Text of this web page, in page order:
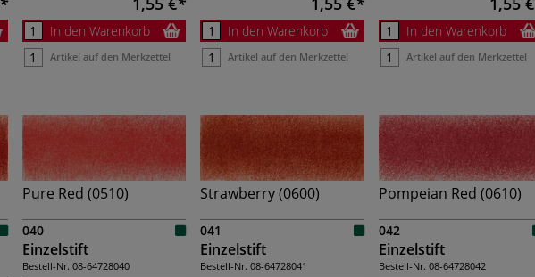
In den Warenkorb
Artikel auf den Merkzettel
In den Warenkorb
Artikel auf den Merkzettel
In den Warenkorb
Artikel auf den Merkzettel
Pure Red (0510)
040
Einzelstift
Bestell-Nr. 08-64728040
Strawberry (0600)
041
Einzelstift
Bestell-Nr. 08-64728041
Pompeian Red (0610)
042
Einzelstift
Bestell-Nr. 08-64728042